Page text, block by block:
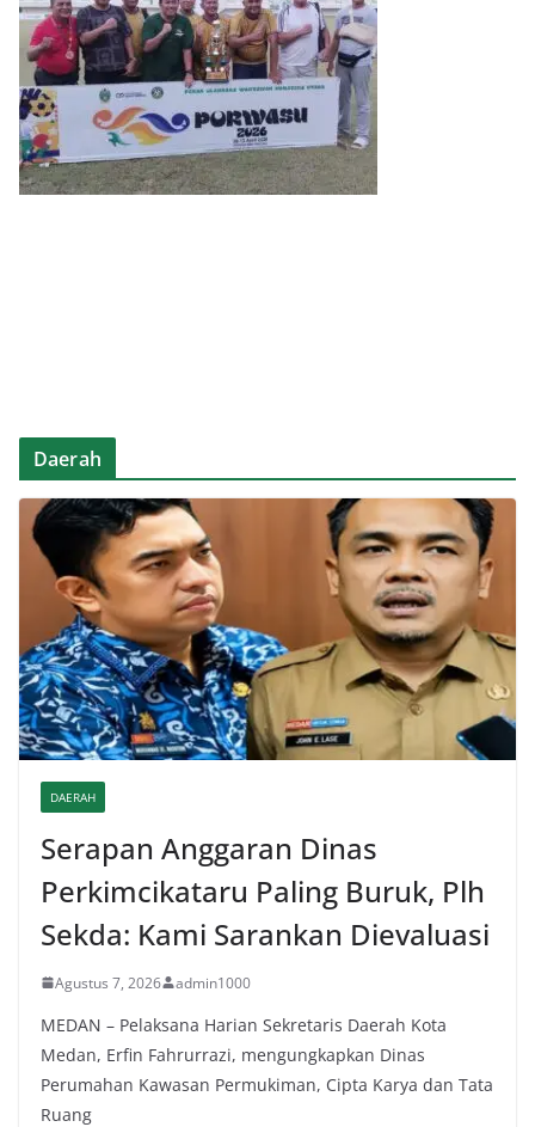
Daerah
DAERAH
Serapan Anggaran Dinas
Perkimcikataru Paling Buruk, Plh
Sekda: Kami Sarankan Dievaluasi
Agustus 7, 2026 admin1000
MEDAN – Pelaksana Harian Sekretaris Daerah Kota
Medan, Erfin Fahrurrazi, mengungkapkan Dinas
Perumahan Kawasan Permukiman, Cipta Karya dan Tata
Ruang